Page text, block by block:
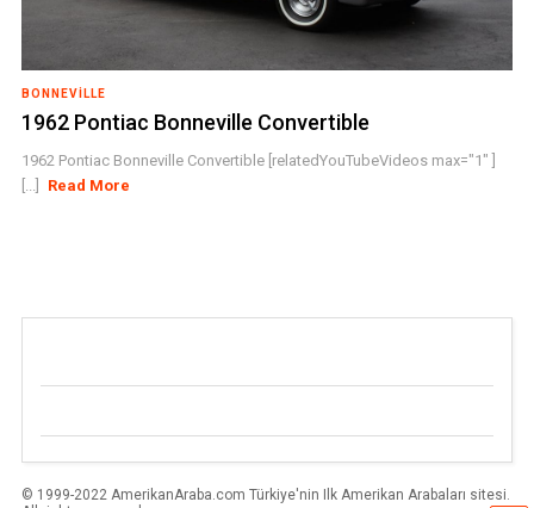
BONNEVILLE
1962 Pontiac Bonneville Convertible
1962 Pontiac Bonneville Convertible [relatedYouTubeVideos max="1" ]
[...]
Read More
© 1999-2022 AmerikanAraba.com Türkiye'nin Ilk Amerikan Arabaları sitesi.